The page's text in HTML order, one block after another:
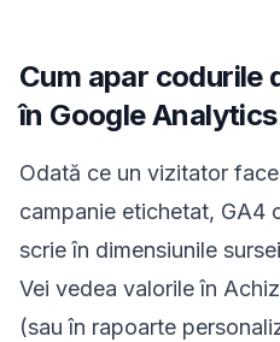
Cum apar codurile
în Google Analytics
Odată ce un vizitator
campanie etichetat, GA4
scrie în dimensiunile
Vei vedea valorile în
(sau în rapoarte